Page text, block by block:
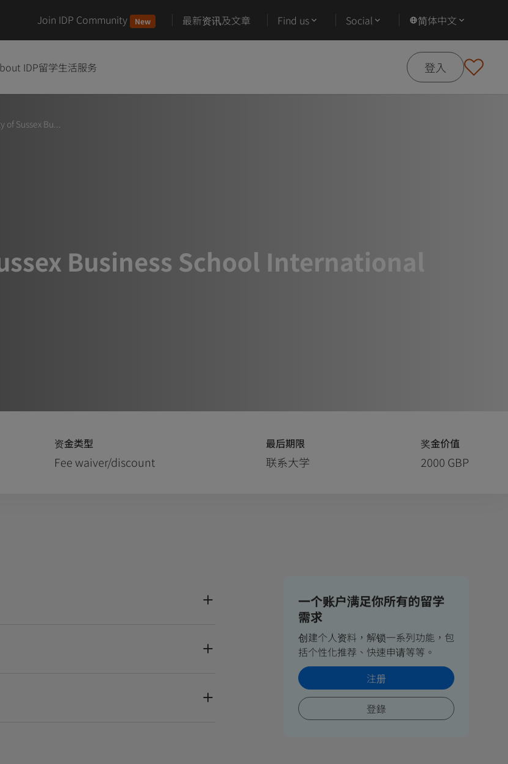
Join IDP Community New 最新资讯及文章 Find us Social 简体中文
IDP留学生活服务 登入
Sussex Bu...
Business School International
资金类型
Fee waiver/discount
最后期限
联系大学
奖金价值
2000 GBP
一个账户满足你所有的留学
需求
创建个人资料，解锁一系列功能，包
括个性化推荐、快速申请等等。
注册
登錄